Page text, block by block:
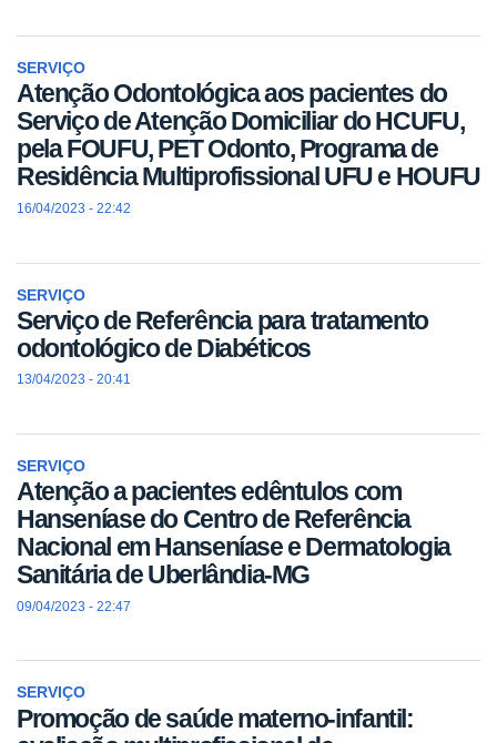
SERVIÇO
Atenção Odontológica aos pacientes do
Serviço de Atenção Domiciliar do HCUFU,
pela FOUFU, PET Odonto, Programa de
Residência Multiprofissional UFU e HOUFU
16/04/2023 - 22:42
SERVIÇO
Serviço de Referência para tratamento
odontológico de Diabéticos
13/04/2023 - 20:41
SERVIÇO
Atenção a pacientes edêntulos com
Hanseníase do Centro de Referência
Nacional em Hanseníase e Dermatologia
Sanitária de Uberlândia-MG
09/04/2023 - 22:47
SERVIÇO
Promoção de saúde materno-infantil: